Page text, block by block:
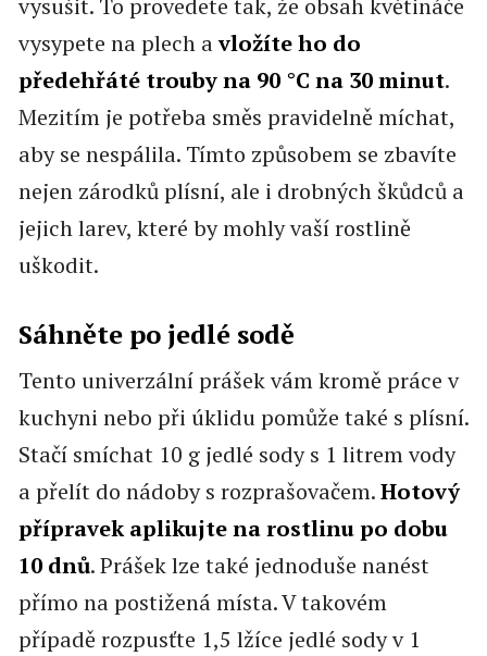
vysušit. To provedete tak, že obsah květináče
vysypete na plech avložíte ho do
předehřáté trouby na 90 °C na 30 minut.
Mezitím je potřeba směs pravidelně míchat,
aby se nespálila. Tímto způsobem se zbavíte
nejen zárodků plísní, ale i drobných škůdců a
jejich larev, které by mohly vaší rostlině
uškodit.
Sáhněte po jedlé sodě
Tento univerzální prášek vám kromě práce v
kuchyni nebo při úklidu pomůže také s plísní.
Stačí smíchat 10 g jedlé sody s 1 litrem vody
a přelít do nádoby s rozprašovačem.Hotový
přípravek aplikujte na rostlinu po dobu
10 dnů. Prášek lze také jednoduše nanést
přímo na postižená místa. V takovém
případě rozpusťte 1,5 lžíce jedlé sody v 1